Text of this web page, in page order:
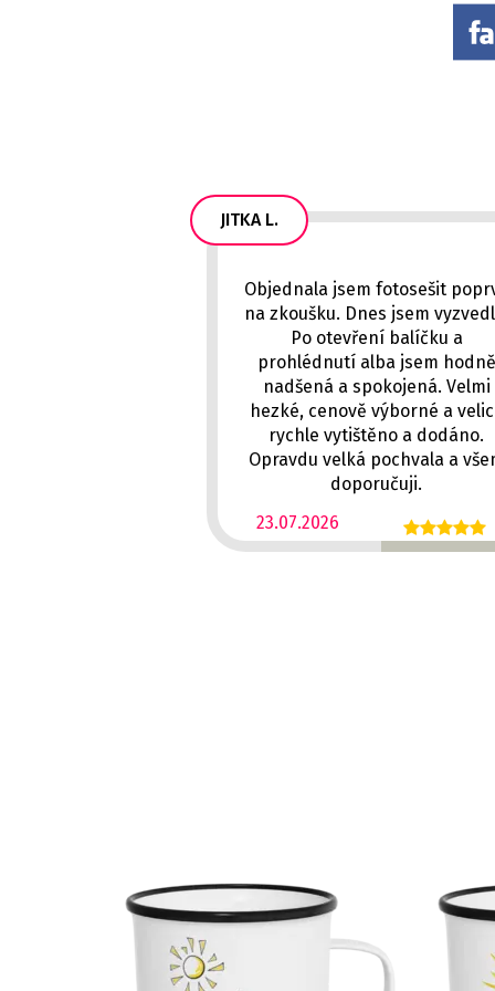
JITKA L.
23.07.2026
Objednala jsem fotosešit
na zkoušku. Dnes jsem
Po otevření balíčku a
prohlédnutí alba jsem hodně
nadšená a spokojená. Velmi
hezké, cenově výborné a
rychle vytištěno a dodáno.
Opravdu velká pochvala a
doporučuji.